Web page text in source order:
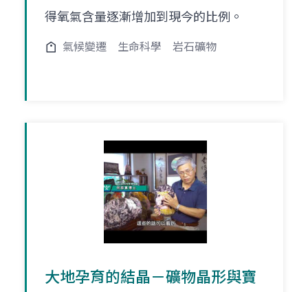
得氧氣含量逐漸增加到現今的比例。
氣候變遷 生命科學 岩石礦物
大地孕育的結晶－礦物晶形與寶